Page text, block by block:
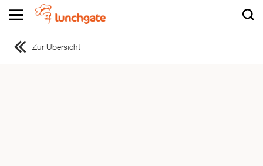
ZUR STARTSEITE
Zur Übersicht